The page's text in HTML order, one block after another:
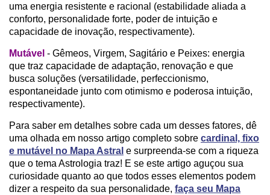
uma energia resistente e racional (estabilidade aliada a
conforto, personalidade forte, poder de intuição e
capacidade de inovação, respectivamente).
Mutável - Gêmeos, Virgem, Sagitário e Peixes: energia
que traz capacidade de adaptação, renovação e que
busca soluções (versatilidade, perfeccionismo,
espontaneidade junto com otimismo e poderosa intuição,
respectivamente).
Para saber em detalhes sobre cada um desses fatores, dê
uma olhada em nosso artigo completo sobre cardinal, fixo
e mutável no Mapa Astral e surpreenda-se com a riqueza
que o tema Astrologia traz! E se este artigo aguçou sua
curiosidade quanto ao que todos esses elementos podem
dizer a respeito da sua personalidade, faça seu Mapa